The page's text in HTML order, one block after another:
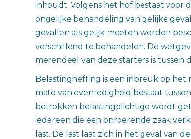
inhoudt. Volgens het hof bestaat voor
ongelijke behandeling van gelijke
gevallen als gelijk moeten worden
verschillend te behandelen. De
merendeel van deze starters is tussen
Belastingheffing is een inbreuk op het
mate van evenredigheid bestaat
betrokken belastingplichtige wordt
iedereen die een onroerende zaak
last. De last laat zich in het geval van